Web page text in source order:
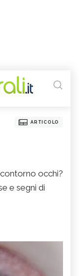
ARTICOLO
occhi?
e segni di